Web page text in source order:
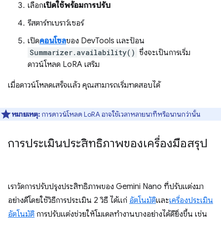
เลือกเปิดใช้พร้อมการปรับ
รีสตาร์ทเบราว์เซอร์
เปิดคอนโซลของ DevTools และป้อน
Summarizer.availability() ซึ่งจะเป็นการเริ่ม
ดาวน์โหลด LoRA เสริม
เมื่อดาวน์โหลดเสร็จแล้ว คุณสามารถเริ่มทดสอบได้
หมายเหตุ: การดาวน์โหลด LoRA อาจใช้เวลาหลายนาทีหรือนานกว่านั้น
การประเมินประสิทธิภาพของเครื่องมือสรุป
เราวัดการปรับปรุงประสิทธิภาพของ Gemini Nano ที่ปรับแต่งมา
อย่างดีโดยใช้วิธีการประเมิน 2 วิธี ได้แก่ อัตโนมัติและเครื่องประเมิน
อัตโนมัติ การปรับแต่งช่วยให้โมเดลทํางานบางอย่างได้ดียิ่งขึ้น เช่น